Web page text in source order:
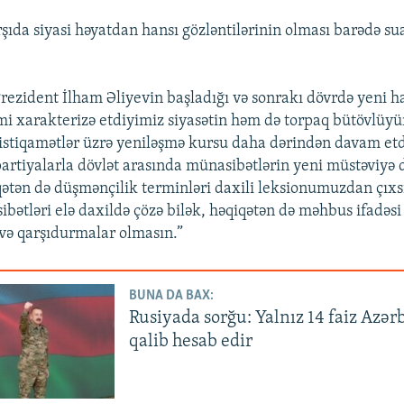
siyasi həyatdan hansı gözləntilərinin olması barədə
İlham Əliyevin başladığı və sonrakı dövrdə yeni
xarakterizə etdiyimiz siyasətin həm də torpaq
üzrə yeniləşmə kursu daha dərindən davam
dövlət arasında münasibətlərin yeni müstəviyə
də düşmənçilik terminləri daxili leksionumuzdan
elə daxildə çözə bilək, həqiqətən də məhbus ifadəsi
qarşıdurmalar olmasın.”
BUNA DA BAX:
Rusiyada sorğu: Yalnız 14 faiz
qalib hesab edir